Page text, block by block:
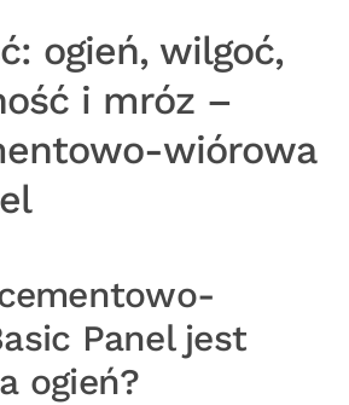
ogień, wilgoć,
i mróz –
wiórowa
Panel jest
ogień?